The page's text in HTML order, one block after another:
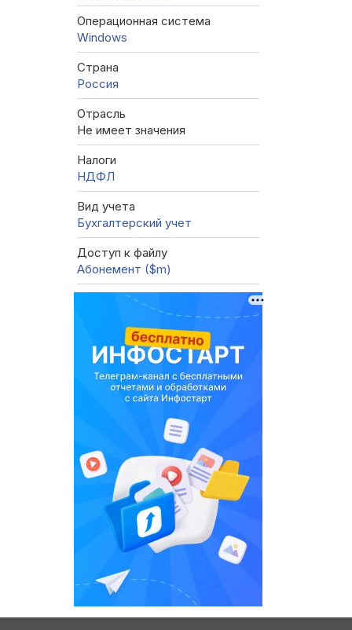
Операционная система
Windows
Страна
Россия
Отрасль
Не имеет значения
Налоги
НДФЛ
Вид учета
Бухгалтерский учет
Доступ к файлу
Абонемент ($m)